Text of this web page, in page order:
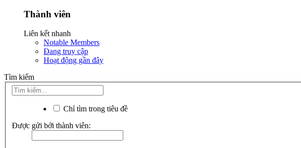
Thành viên
Liên kết nhanh
Notable Members
Đang truy cập
Hoạt động gần đây
Tìm kiếm
Chỉ tìm trong tiêu đề
Được gửi bởi thành viên: